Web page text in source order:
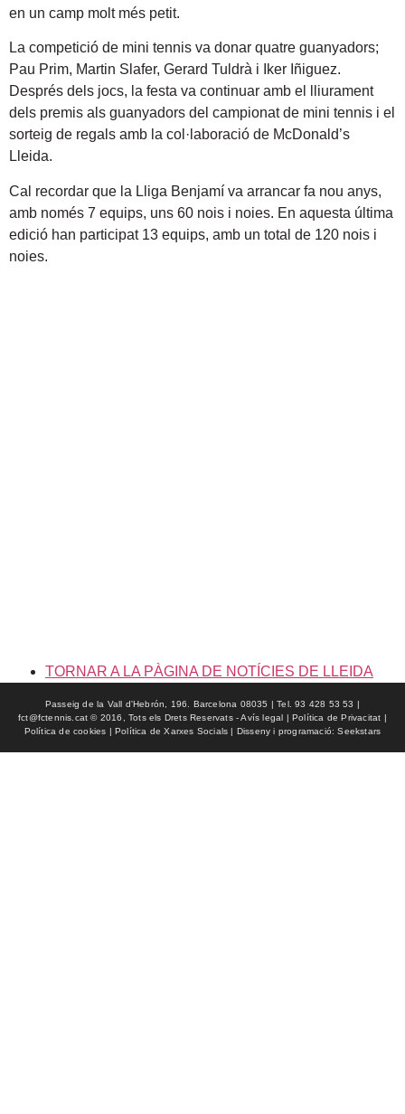
en un camp molt més petit.
La competició de mini tennis va donar quatre guanyadors;
Pau Prim, Martin Slafer, Gerard Tuldrà i Iker Iñiguez.
Després dels jocs, la festa va continuar amb el lliurament
dels premis als guanyadors del campionat de mini tennis i el
sorteig de regals amb la col·laboració de McDonald’s
Lleida.
Cal recordar que la Lliga Benjamí va arrancar fa nou anys,
amb només 7 equips, uns 60 nois i noies. En aquesta última
edició han participat 13 equips, amb un total de 120 nois i
noies.
TORNAR A LA PÀGINA DE NOTÍCIES DE LLEIDA
Passeig de la Vall d'Hebrón, 196. Barcelona 08035 | Tel. 93 428 53 53 |
fct@fctennis.cat © 2016, Tots els Drets Reservats - Avís legal | Política de Privacitat |
Política de cookies | Política de Xarxes Socials | Disseny i programació: Seekstars